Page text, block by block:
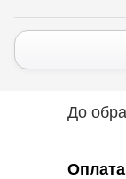
До
Оплата